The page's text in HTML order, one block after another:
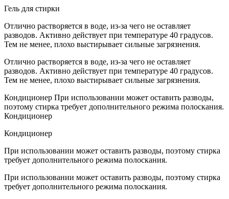
Гель для стирки
Отлично растворяется в воде, из-за чего не оставляет
разводов. Активно действует при температуре 40 градусов.
Тем не менее, плохо выстирывает сильные загрязнения.
Отлично растворяется в воде, из-за чего не оставляет
разводов. Активно действует при температуре 40 градусов.
Тем не менее, плохо выстирывает сильные загрязнения.
Кондиционер При использовании может оставить разводы,
поэтому стирка требует дополнительного режима полоскания.
Кондиционер
Кондиционер
При использовании может оставить разводы, поэтому стирка
требует дополнительного режима полоскания.
При использовании может оставить разводы, поэтому стирка
требует дополнительного режима полоскания.